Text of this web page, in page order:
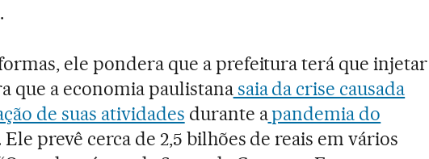
ele pondera que a prefeitura terá que injetar
que a economia paulistanasaia da crise causada
de suas atividades durante apandemia do
Ele prevê cerca de 2,5 bilhões de reais em vários